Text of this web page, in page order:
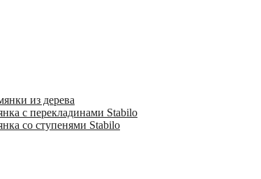
из дерева
с перекладинами Stabilo
со ступенями Stabilo